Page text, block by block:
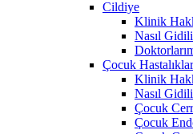
Cildiye
Klinik
Nasıl
Çocuk
Klinik
Nasıl
Çocuk
Çocuk